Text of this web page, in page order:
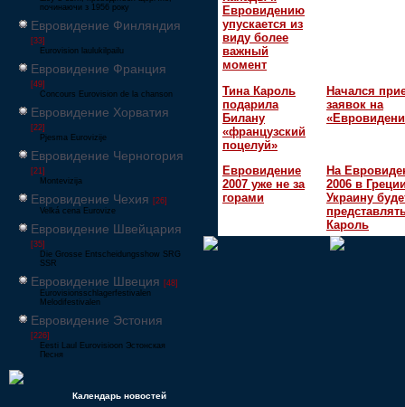
починаючи з 1956 року
Евровидение Финляндия
[33]
Eurovision laulukilpailu
Евровидение Франция
[49]
Concours Eurovision de la chanson
Евровидение Хорватия
[22]
Pjesma Eurovizije
Евровидение Черногория
[21]
Montevizija
Евровидение Чехия [26]
Velká cena Eurovize
Евровидение Швейцария
[35]
Die Grosse Entscheidungsshow SRG
SSR
Евровидение Швеция [48]
Eurovisionsschlagerfestivalen
Melodifestivalen
Евровидение Эстония
[226]
Eesti Laul Eurovisioon Эстонская
Песня
Календарь новостей
Евровидению
упускается из
виду более
важный
момент
Тина Кароль
подарила
Билану
«французский
поцелуй»
Начался
заявок на
Евровидение
2007 уже не за
горами
На
2006 в
Украину
Кароль